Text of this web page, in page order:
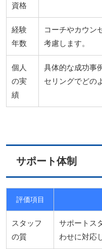
資格
経験
年数
コーチやカウン
考慮します。
個人
の実
績
具体的な成功事
セリングでどの
サポート体制
評価項目
スタッフ
の質
サポートス
わせに対応